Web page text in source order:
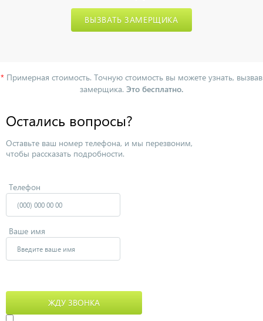
ВЫЗВАТЬ ЗАМЕРЩИКА
* Примерная стоимость. Точную стоимость вы можете узнать, вызвав
замерщика. Это бесплатно.
Остались вопросы?
Оставьте ваш номер телефона, и мы перезвоним,
чтобы рассказать подробности.
Телефон
Ваше имя